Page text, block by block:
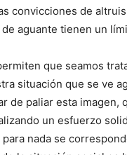
convicciones de
aguante tienen un
que seamos
situación que se ve
de paliar esta imagen,
un esfuerzo
nada se